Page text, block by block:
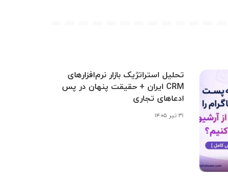
تحلیل استراتژیک بازار نرم‌افزارهای
CRM ایران + حقیقت پنهان در پس
ادعاهای تجاری
۳۱ تیر ۱۴۰۵